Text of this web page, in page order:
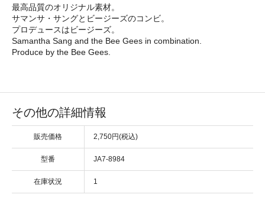
最高品質のオリジナル素材。
サマンサ・サングとビージーズのコンビ。
プロデュースはビージーズ。
Samantha Sang and the Bee Gees in combination.
Produce by the Bee Gees.
その他の詳細情報
販売価格 2,750円(税込)
型番 JA7-8984
在庫状況 1